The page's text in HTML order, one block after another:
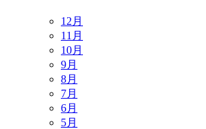
12月
11月
10月
9月
8月
7月
6月
5月